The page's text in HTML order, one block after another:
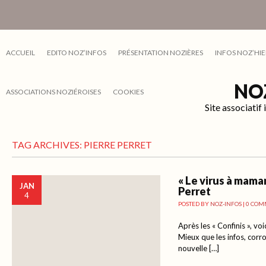
ACCUEIL EDITO NOZ’INFOS PRÉSENTATION NOZIÈRES INFOS
ASSOCIATIONS NOZIÉROISES COOKIES
Site associatif
TAG ARCHIVES: PIERRE PERRET
JAN
4
« Le virus à
Perret
POSTED BY NOZ-INFOS | 0
Après les « Confinis »,
Mieux que les infos,
nouvelle […]